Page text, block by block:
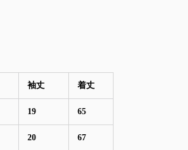
袖丈 着丈
19 65
20 67